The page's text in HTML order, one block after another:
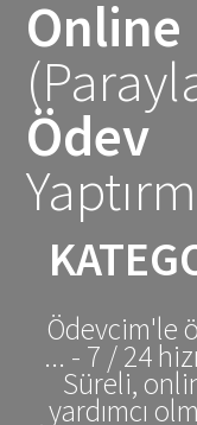
Online
Ödev
Ödevcim'le
... - 7 / 24
Süreli,
yardımcı